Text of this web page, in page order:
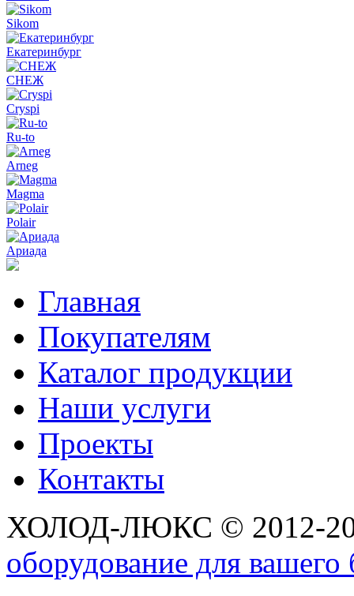
Sikom
Екатеринбург
СНЕЖ
Cryspi
Ru-to
Arneg
Magma
Polair
Ариада
Главная
Покупателям
Каталог продукции
Наши услуги
Проекты
Контакты
ХОЛОД-ЛЮКС © 2012-
оборудование для вашего